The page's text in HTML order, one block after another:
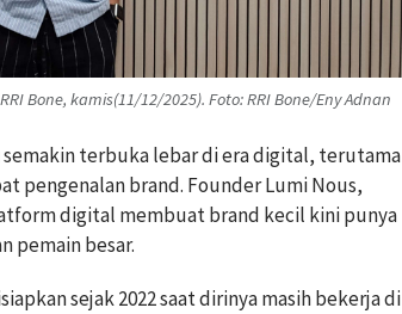
Bone, kamis(11/12/2025). Foto: RRI Bone/Eny Adnan
terbuka lebar di era digital, terutama
pengenalan brand. Founder Lumi Nous,
digital membuat brand kecil kini punya
pemain besar.
sejak 2022 saat dirinya masih bekerja di